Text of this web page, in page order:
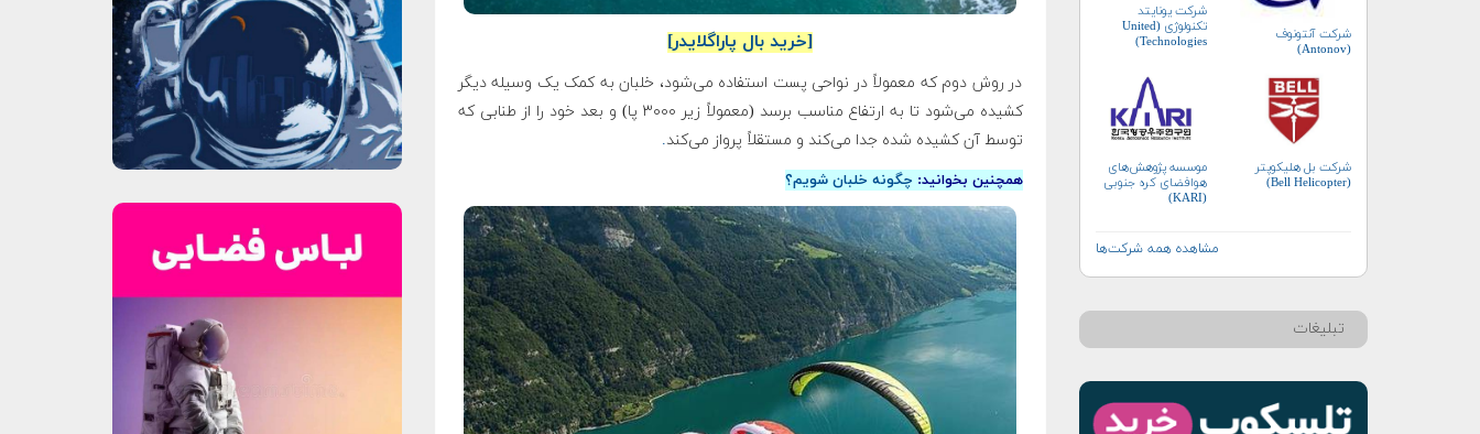
شرکت آنتونوف
(Antonov)
شرکت یونایتد
تکنولوژی (United
Technologies)
شرکت بل هلیکوپتر
(Bell Helicopter)
موسسه پژوهش‌های
هوافضای کره جنوبی
(KARI)
مشاهده همه شرکت‌ها
تبلیغات
[خرید بال پاراگلایدر]
در روش دوم که معمولاً در نواحی پست استفاده می‌شود، خلبان به کمک یک وسیله دیگر
کشیده می‌شود تا به ارتفاع مناسب برسد (معمولاً زیر ۳۰۰۰ پا) و بعد خود را از طنابی که
توسط آن کشیده شده جدا می‌کند و مستقلاً پرواز می‌کند.
همچنین بخوانید: چگونه خلبان شویم؟